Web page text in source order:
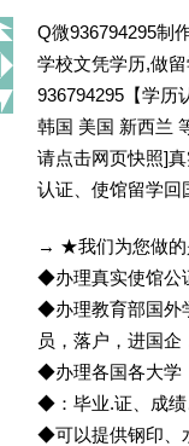
Q微936794295制
学校文凭学历,做
936794295【学历
韩国 美国 新西兰
请点击网页快照]
认证、使馆留学回
→ ★我们为您做的
◆办理真实使馆公
◆办理教育部国外
员，落户，进国
◆办理各国各大学
◆：毕业.证、成绩
◆可以提供钢印、